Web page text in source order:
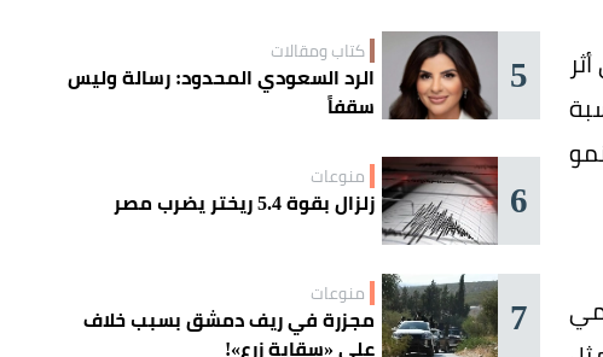
إلى أثر
نسبة
النمو
5 كتاب ومقالات
الرد السعودي المحدود: رسالة وليس
سقفاً
6 منوعات
زلزال بقوة 5.4 ريختر يضرب مصر
7 منوعات
مجزرة في ريف دمشق بسبب خلاف
على «سقاية زرع»!